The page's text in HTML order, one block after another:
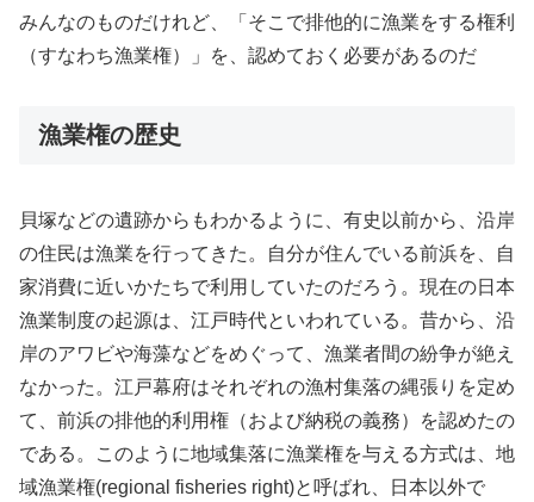
みんなのものだけれど、「そこで排他的に漁業をする権利
（すなわち漁業権）」を、認めておく必要があるのだ
漁業権の歴史
貝塚などの遺跡からもわかるように、有史以前から、沿岸
の住民は漁業を行ってきた。自分が住んでいる前浜を、自
家消費に近いかたちで利用していたのだろう。現在の日本
漁業制度の起源は、江戸時代といわれている。昔から、沿
岸のアワビや海藻などをめぐって、漁業者間の紛争が絶え
なかった。江戸幕府はそれぞれの漁村集落の縄張りを定め
て、前浜の排他的利用権（および納税の義務）を認めたの
である。このように地域集落に漁業権を与える方式は、地
域漁業権(regional fisheries right)と呼ばれ、日本以外で